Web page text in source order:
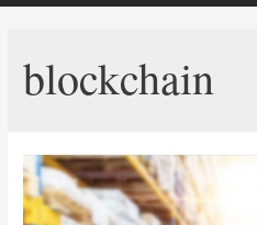
blockchain